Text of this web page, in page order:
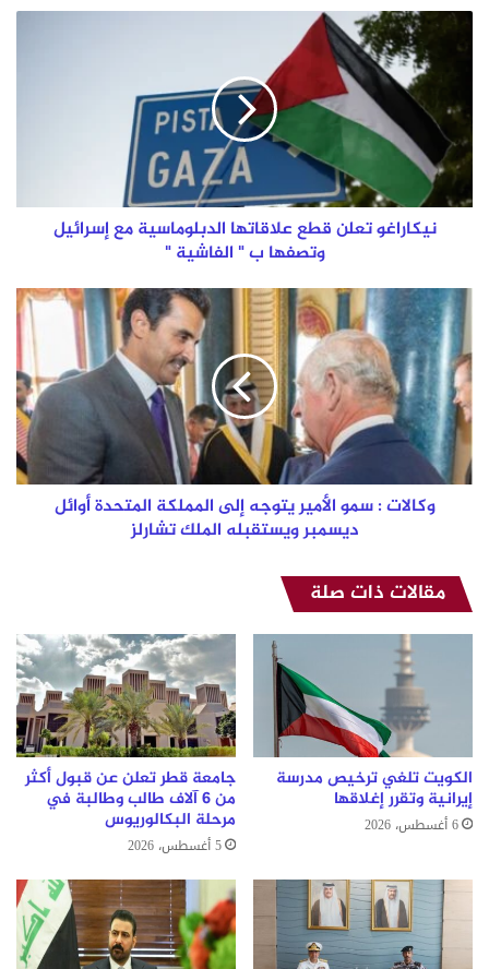
نيكاراغو
تعلن
علاقاتها
الدبلوماسية
مع
إسرائيل
وتصفها
ب
نيكاراغو تعلن قطع علاقاتها الدبلوماسية مع إسرائيل
وتصفها ب " الفاشية "
وكالات
سمو
الأمير
يتوجه
إلى
المملكة
المتحدة
أوائل
ديسمبر
تشارلز
وكالات : سمو الأمير يتوجه إلى المملكة المتحدة أوائل
ديسمبر ويستقبله الملك تشارلز
مقالات ذات صلة
الكويت تلغي ترخيص مدرسة
إيرانية وتقرر إغلاقها
6 أغسطس، 2026
جامعة قطر تعلن عن قبول أكثر
من 6 آلاف طالب وطالبة في
مرحلة البكالوريوس
5 أغسطس، 2026